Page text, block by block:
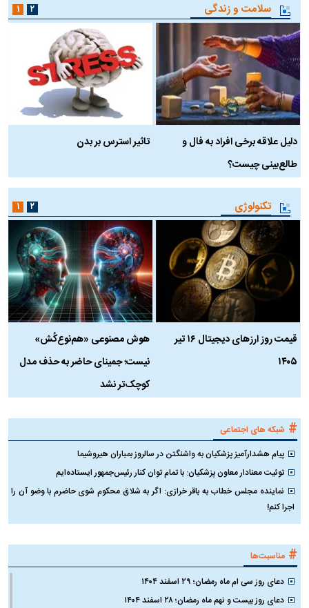
سلامت و زندگی
دلیل علاقه برخی افراد به فال و
طالع‌بینی چیست؟
تاثیر استرس بر بدن
۱ ۲
تکنولوژی
قیمت روز ارز‌های دیجیتال ۱۶ تیر
۱۴۰۵
هوش مصنوعی «هم‌نوع‌کُش»
نیست؛ جمینای حاضر به حذف مدل
کوچک‌تر نشد
۱ ۲
# شبکه های اجتماعی
پیام هشدارآمیز پزشکیان به واشنگتن در سالروز بمباران هیروشیما
توئیت معنادار معاون پزشکیان: با تمام توان کنار رئیس‌جمهور ایستاده‌ایم
نماینده مجلس خطاب به باقر خرازی: اگر به شلاق محکوم شوی حاضرم با وضو آن را
اجرا کنم!
# مناسبت‌ها
دعای روز سی ام ماه رمضان؛ ۲۹ اسفند ۱۴۰۴
دعای روز بیست و نهم ماه رمضان؛ ۲۸ اسفند ۱۴۰۴